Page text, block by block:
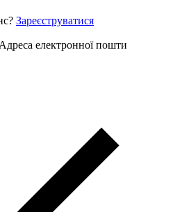
Зареєструватися
Адреса електронної пошти